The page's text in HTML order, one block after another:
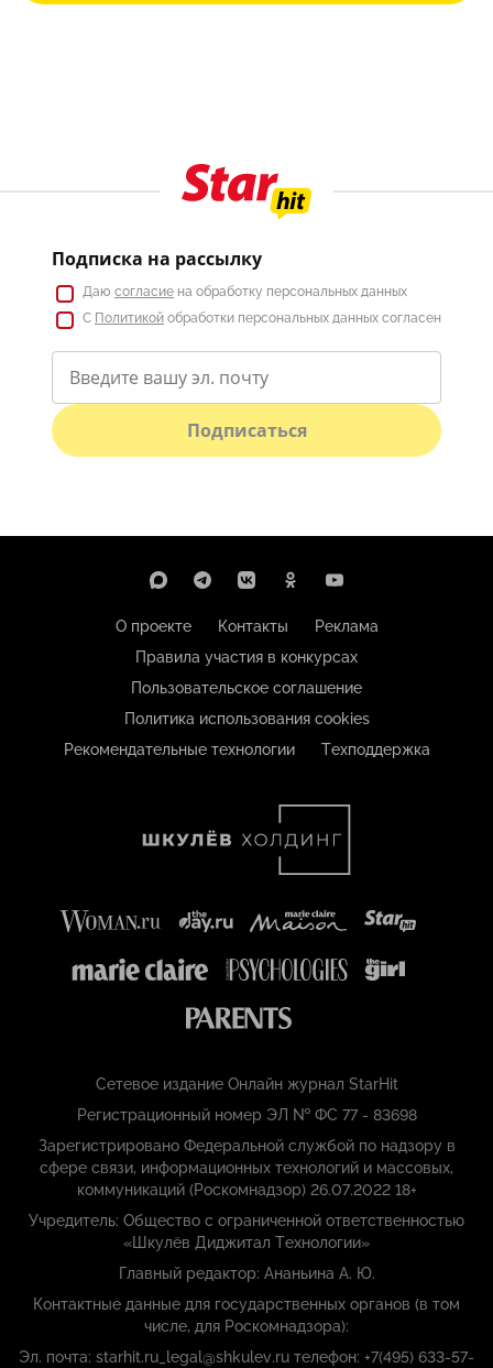
Подписка на рассылку
Даю согласие на обработку персональных данных
С Политикой обработки персональных данных согласен
Подписаться
О проекте Контакты
Реклама
Правила участия в конкурсах
Пользовательское соглашение
Политика использования cookies
Рекомендательные технологии
Техподдержка
Сетевое издание Онлайн журнал StarHit
Регистрационный номер ЭЛ № ФС 77 - 83698
Зарегистрировано Федеральной службой по надзору в
сфере связи, информационных технологий и массовых,
коммуникаций (Роскомнадзор) 26.07.2022 18+
Учредитель: Общество с ограниченной ответственностью
«Шкулёв Диджитал Технологии»
Главный редактор: Ананьина А. Ю.
Контактные данные для государственных органов (в том
числе, для Роскомнадзора):
Эл. почта: starhit.ru_legal@shkulev.ru телефон: +7(495) 633-57-